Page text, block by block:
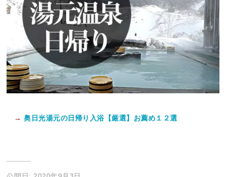
→ 奥日光湯元の日帰り入浴【厳選】お薦め１２選